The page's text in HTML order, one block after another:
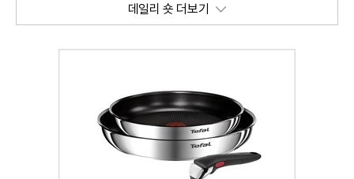
데일리 숏 더보기